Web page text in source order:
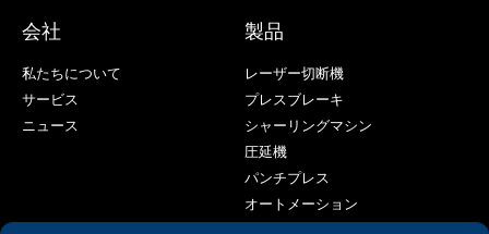
会社
私たちについて
サービス
ニュース
製品
レーザー切断機
プレスブレーキ
シャーリングマシン
圧延機
パンチプレス
オートメーション